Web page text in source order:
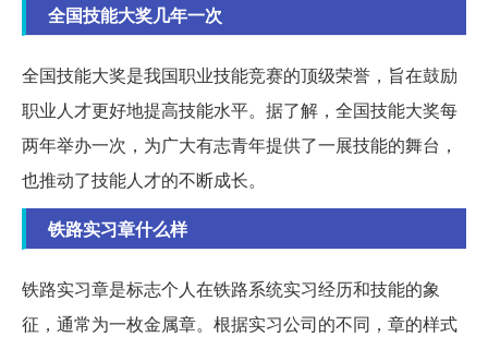
全国技能大奖几年一次
全国技能大奖是我国职业技能竞赛的顶级荣誉，旨在鼓励
职业人才更好地提高技能水平。据了解，全国技能大奖每
两年举办一次，为广大有志青年提供了一展技能的舞台，
也推动了技能人才的不断成长。
铁路实习章什么样
铁路实习章是标志个人在铁路系统实习经历和技能的象
征，通常为一枚金属章。根据实习公司的不同，章的样式